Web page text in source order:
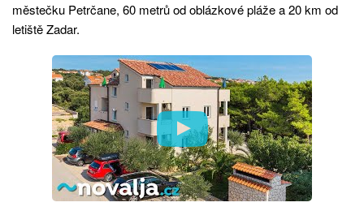
městečku Petrčane, 60 metrů od oblázkové pláže a 20 km od
letiště Zadar.